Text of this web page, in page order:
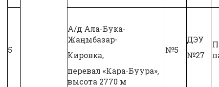
5
А/д Ала-Бука-
Жаңыбазар-
Кировка,
перевал «Кара-Буура»,
высота 2770 м
№5
ДЭУ
№27